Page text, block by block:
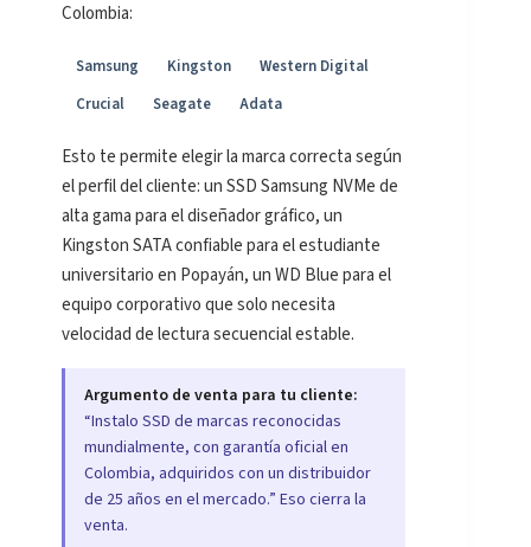
Colombia:
Samsung Kingston
Western Digital
Crucial
Seagate Adata
Esto te permite elegir la marca correcta según
el perfil del cliente: un SSD Samsung NVMe de
alta gama para el diseñador gráfico, un
Kingston SATA confiable para el estudiante
universitario en Popayán, un WD Blue para el
equipo corporativo que solo necesita
velocidad de lectura secuencial estable.
Argumento de venta para tu cliente:
“Instalo SSD de marcas reconocidas
mundialmente, con garantía oficial en
Colombia, adquiridos con un distribuidor
de 25 años en el mercado.” Eso cierra la
venta.